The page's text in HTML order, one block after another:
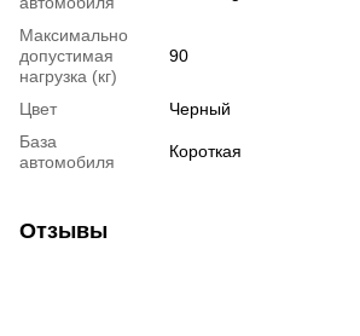
Максимально
допустимая
нагрузка (кг)
90
Цвет
Черный
База
автомобиля
Короткая
Отзывы